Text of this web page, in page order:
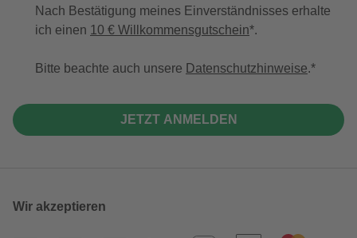
Nach Bestätigung meines Einverständnisses erhalte
ich einen 10 € Willkommensgutschein*.
Bitte beachte auch unsere Datenschutzhinweise.
JETZT ANMELDEN
Wir akzeptieren